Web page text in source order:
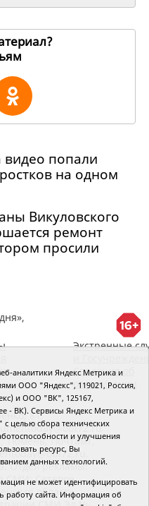
попали
на одном
Викуловского
ремонт
просили
Экстренные
Сведения об
организации
81,
Тюмень, Почтамт,
Отдел рекламы:
СМИ: Сетевое
область
аналитики Яндекс Метрика и
ООО "Яндекс", 119021, Россия,
и ООО "ВК", 125167,
- ВК). Сервисы Яндекс Метрика и
целью сбора технических
и улучшения
ресурс, Вы
данных технологий.
не может идентифицировать
работу сайта. Информация об